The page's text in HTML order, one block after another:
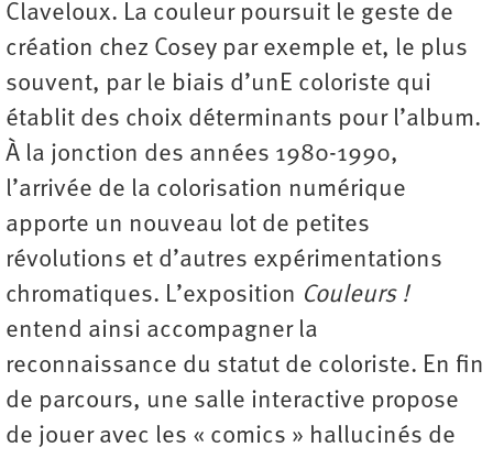
Claveloux. La couleur poursuit le geste de
création chez Cosey par exemple et, le plus
souvent, par le biais d’unE coloriste qui
établit des choix déterminants pour l’album.
À la jonction des années 1980-1990,
l’arrivée de la colorisation numérique
apporte un nouveau lot de petites
révolutions et d’autres expérimentations
chromatiques. L’exposition Couleurs !
entend ainsi accompagner la
reconnaissance du statut de coloriste. En fin
de parcours, une salle interactive propose
de jouer avec les « comics » hallucinés de